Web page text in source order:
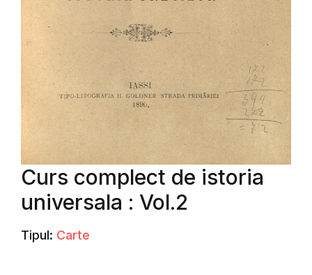
Curs complect de istoria
universala : Vol.2
Tipul: Carte